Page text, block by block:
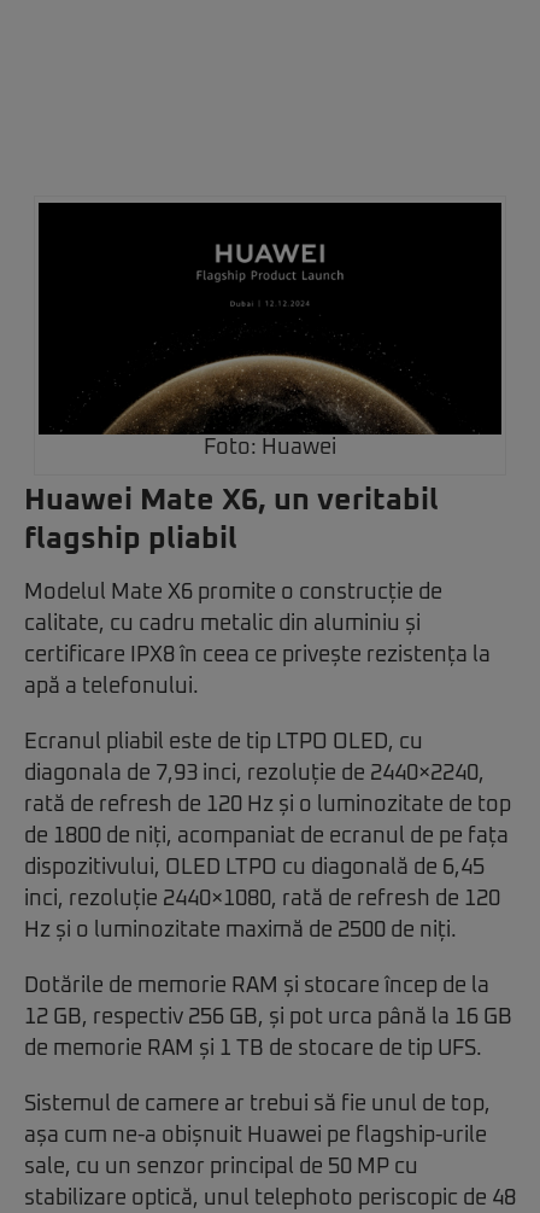
Foto: Huawei
Huawei Mate X6, un veritabil
flagship pliabil
Modelul Mate X6 promite o construcție de
calitate, cu cadru metalic din aluminiu și
certificare IPX8 în ceea ce privește rezistența la
apă a telefonului.
Ecranul pliabil este de tip LTPO OLED, cu
diagonala de 7,93 inci, rezoluție de 2440×2240,
rată de refresh de 120 Hz și o luminozitate de top
de 1800 de niți, acompaniat de ecranul de pe fața
dispozitivului, OLED LTPO cu diagonală de 6,45
inci, rezoluție 2440×1080, rată de refresh de 120
Hz și o luminozitate maximă de 2500 de niți.
Dotările de memorie RAM și stocare încep de la
12 GB, respectiv 256 GB, și pot urca până la 16 GB
de memorie RAM și 1 TB de stocare de tip UFS.
Sistemul de camere ar trebui să fie unul de top,
așa cum ne-a obișnuit Huawei pe flagship-urile
sale, cu un senzor principal de 50 MP cu
stabilizare optică, unul telephoto periscopic de 48